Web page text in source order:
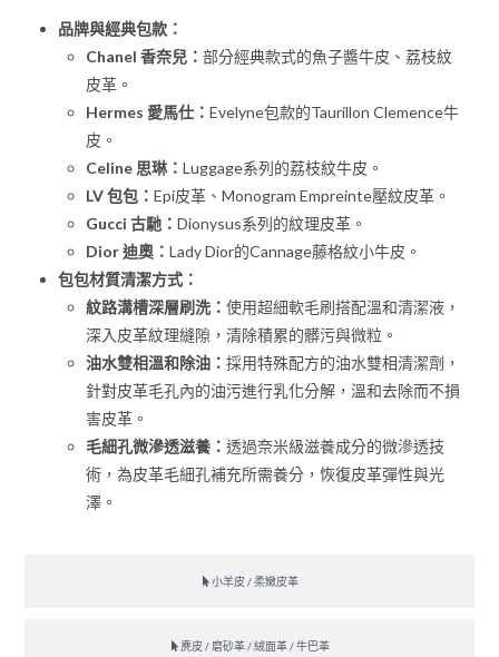
小羊皮 / 柔嫩皮革
麂皮 / 磨砂革 / 絨面革 / 牛巴革
品牌與經典包款：
Chanel 香奈兒：部分經典款式的魚子醬牛皮、荔枝紋
皮革。
Hermes 愛馬仕：Evelyne包款的Taurillon Clemence牛
皮。
Celine 思琳：Luggage系列的荔枝紋牛皮。
LV 包包：Epi皮革、Monogram Empreinte壓紋皮革。
Gucci 古馳：Dionysus系列的紋理皮革。
Dior 迪奧：Lady Dior的Cannage藤格紋小牛皮。
包包材質清潔方式：
紋路溝槽深層刷洗：使用超細軟毛刷搭配溫和清潔液，
深入皮革紋理縫隙，清除積累的髒污與微粒。
油水雙相溫和除油：採用特殊配方的油水雙相清潔劑，
針對皮革毛孔內的油污進行乳化分解，溫和去除而不損
害皮革。
毛細孔微滲透滋養：透過奈米級滋養成分的微滲透技
術，為皮革毛細孔補充所需養分，恢復皮革彈性與光
澤。